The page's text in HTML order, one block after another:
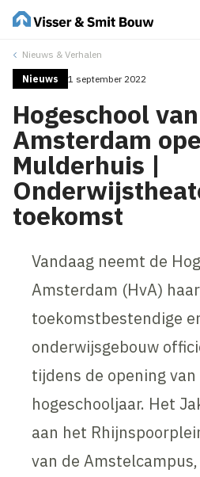
Nieuws & Verhalen
Nieuws 1 september 2022
Hogeschool van
Amsterdam
Mulderhuis |
toekomst
Vandaag neemt de
Amsterdam (HvA) haar
toekomstbestendige
onderwijsgebouw
tijdens de opening
hogeschooljaar. Het
aan het
van de